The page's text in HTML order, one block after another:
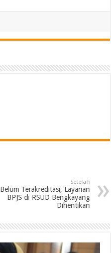
Setelah
Belum Terakreditasi, Layanan
BPJS di RSUD Bengkayang
Dihentikan